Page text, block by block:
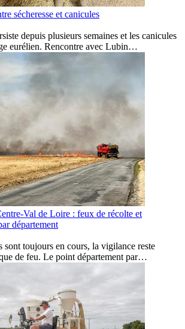
sécheresse et canicules
depuis plusieurs semaines et les canicules
eurélien. Rencontre avec Lubin…
Val de Loire : feux de récolte et
département
sont toujours en cours, la vigilance reste
de feu. Le point département par…